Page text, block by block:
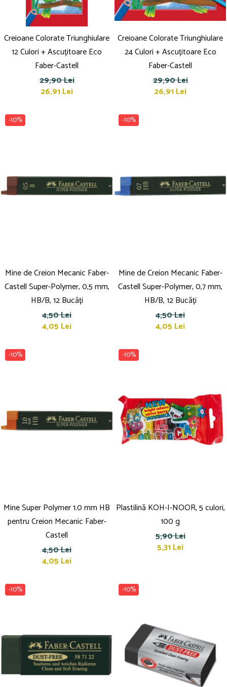
Creioane Colorate Triunghiulare
12 Culori + Ascuțitoare Eco
Faber-Castell
29,90 Lei
26,91 Lei
Creioane Colorate Triunghiulare
24 Culori + Ascuțitoare Eco
Faber-Castell
29,90 Lei
26,91 Lei
-10%
Mine de Creion Mecanic Faber-
Castell Super-Polymer, 0,5 mm,
HB/B, 12 Bucăți
4,50 Lei
4,05 Lei
-10%
Mine de Creion Mecanic Faber-
Castell Super-Polymer, 0,7 mm,
HB/B, 12 Bucăți
4,50 Lei
4,05 Lei
-10%
Mine Super Polymer 1.0 mm HB
pentru Creion Mecanic Faber-
Castell
4,50 Lei
4,05 Lei
-10%
Plastilină KOH-I-NOOR, 5 culori,
100 g
5,90 Lei
5,31 Lei
-10% -10%